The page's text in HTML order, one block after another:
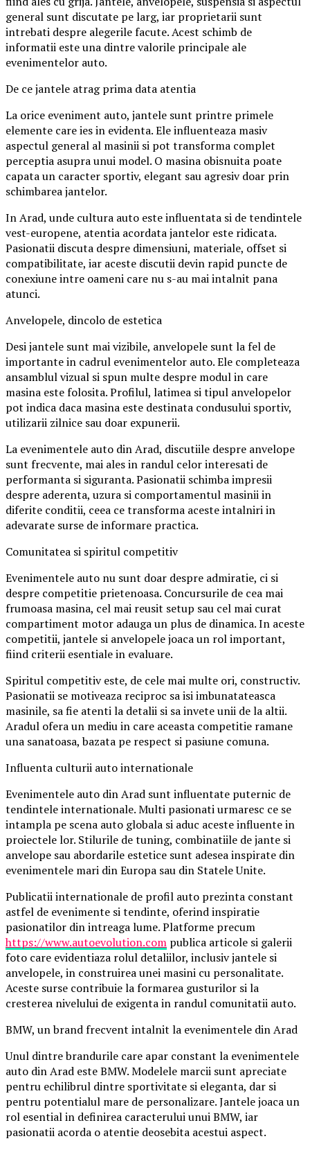
general sunt discutate pe larg, iar proprietarii sunt
intrebati despre alegerile facute. Acest schimb de
informatii este una dintre valorile principale ale
evenimentelor auto.
De ce jantele atrag prima data atentia
La orice eveniment auto, jantele sunt printre primele
elemente care ies in evidenta. Ele influenteaza masiv
aspectul general al masinii si pot transforma complet
perceptia asupra unui model. O masina obisnuita poate
capata un caracter sportiv, elegant sau agresiv doar prin
schimbarea jantelor.
In Arad, unde cultura auto este influentata si de tendintele
vest-europene, atentia acordata jantelor este ridicata.
Pasionatii discuta despre dimensiuni, materiale, offset si
compatibilitate, iar aceste discutii devin rapid puncte de
conexiune intre oameni care nu s-au mai intalnit pana
atunci.
Anvelopele, dincolo de estetica
Desi jantele sunt mai vizibile, anvelopele sunt la fel de
importante in cadrul evenimentelor auto. Ele completeaza
ansamblul vizual si spun multe despre modul in care
masina este folosita. Profilul, latimea si tipul anvelopelor
pot indica daca masina este destinata condusului sportiv,
utilizarii zilnice sau doar expunerii.
La evenimentele auto din Arad, discutiile despre anvelope
sunt frecvente, mai ales in randul celor interesati de
performanta si siguranta. Pasionatii schimba impresii
despre aderenta, uzura si comportamentul masinii in
diferite conditii, ceea ce transforma aceste intalniri in
adevarate surse de informare practica.
Comunitatea si spiritul competitiv
Evenimentele auto nu sunt doar despre admiratie, ci si
despre competitie prietenoasa. Concursurile de cea mai
frumoasa masina, cel mai reusit setup sau cel mai curat
compartiment motor adauga un plus de dinamica. In aceste
competitii, jantele si anvelopele joaca un rol important,
fiind criterii esentiale in evaluare.
Spiritul competitiv este, de cele mai multe ori, constructiv.
Pasionatii se motiveaza reciproc sa isi imbunatateasca
masinile, sa fie atenti la detalii si sa invete unii de la altii.
Aradul ofera un mediu in care aceasta competitie ramane
una sanatoasa, bazata pe respect si pasiune comuna.
Influenta culturii auto internationale
Evenimentele auto din Arad sunt influentate puternic de
tendintele internationale. Multi pasionati urmaresc ce se
intampla pe scena auto globala si aduc aceste influente in
proiectele lor. Stilurile de tuning, combinatiile de jante si
anvelope sau abordarile estetice sunt adesea inspirate din
evenimentele mari din Europa sau din Statele Unite.
Publicatii internationale de profil auto prezinta constant
astfel de evenimente si tendinte, oferind inspiratie
pasionatilor din intreaga lume. Platforme precum
https://www.autoevolution.com publica articole si galerii
foto care evidentiaza rolul detaliilor, inclusiv jantele si
anvelopele, in construirea unei masini cu personalitate.
Aceste surse contribuie la formarea gusturilor si la
cresterea nivelului de exigenta in randul comunitatii auto.
BMW, un brand frecvent intalnit la evenimentele din Arad
Unul dintre brandurile care apar constant la evenimentele
auto din Arad este BMW. Modelele marcii sunt apreciate
pentru echilibrul dintre sportivitate si eleganta, dar si
pentru potentialul mare de personalizare. Jantele joaca un
rol esential in definirea caracterului unui BMW, iar
pasionatii acorda o atentie deosebita acestui aspect.